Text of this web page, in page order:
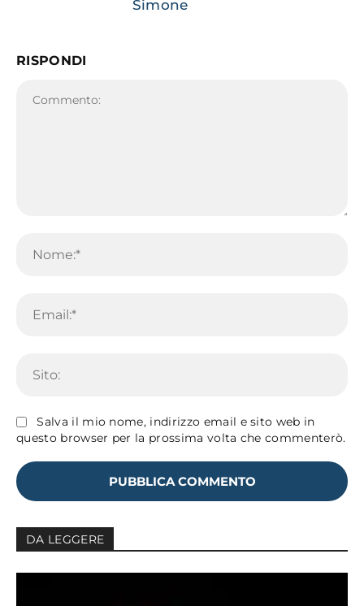
Simone
RISPONDI
Salva il mio nome, indirizzo email e sito web in
questo browser per la prossima volta che commenterò.
DA LEGGERE